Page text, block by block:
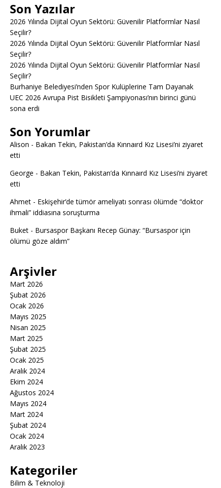
Son Yazılar
2026 Yılında Dijital Oyun Sektörü: Güvenilir Platformlar Nasıl
Seçilir?
2026 Yılında Dijital Oyun Sektörü: Güvenilir Platformlar Nasıl
Seçilir?
2026 Yılında Dijital Oyun Sektörü: Güvenilir Platformlar Nasıl
Seçilir?
Burhaniye Belediyesi’nden Spor Kulüplerine Tam Dayanak
UEC 2026 Avrupa Pist Bisikleti Şampiyonası’nın birinci günü
sona erdi
Son Yorumlar
Alison - Bakan Tekin, Pakistan’da Kınnaırd Kız Lisesi’ni ziyaret
etti
George - Bakan Tekin, Pakistan’da Kınnaırd Kız Lisesi’ni ziyaret
etti
Ahmet - Eskişehir’de tümör ameliyatı sonrası ölümde “doktor
ihmali” iddiasına soruşturma
Buket - Bursaspor Başkanı Recep Günay: “Bursaspor için
ölümü göze aldım”
Arşivler
Mart 2026
Şubat 2026
Ocak 2026
Mayıs 2025
Nisan 2025
Mart 2025
Şubat 2025
Ocak 2025
Aralık 2024
Ekim 2024
Ağustos 2024
Mayıs 2024
Mart 2024
Şubat 2024
Ocak 2024
Aralık 2023
Kategoriler
Bilim & Teknoloji